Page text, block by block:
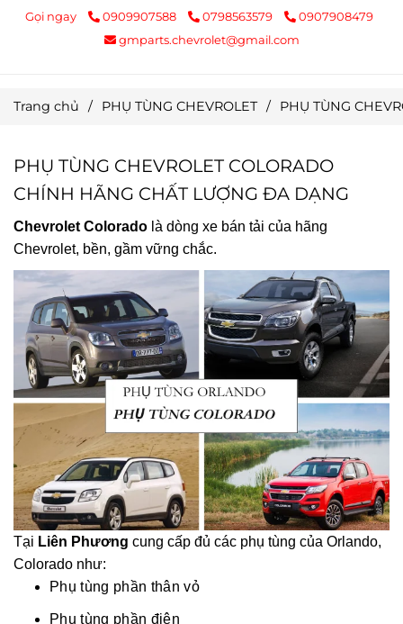
Gọi ngay 0909907588 0798563579
0907908479
gmparts.chevrolet@gmail.com
Trang chủ / PHỤ TÙNG CHEVROLET / PHỤ TÙNG
PHỤ TÙNG CHEVROLET COLORADO
CHÍNH HÃNG CHẤT LƯỢNG ĐA DẠNG
Chevrolet Colorado là dòng xe bán tải của hãng
Chevrolet, bền, gầm vững chắc.
Tại Liên Phương cung cấp đủ các phụ tùng của Orlando,
Colorado như:
Phụ tùng phần thân vỏ
Phụ tùng phần điện